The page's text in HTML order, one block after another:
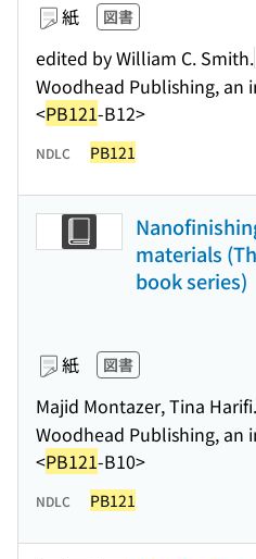
紙 図書
edited by William C. Smith.
Woodhead Publishing, an
<PB121-B12>
NDLC PB121
materials
book series)
紙 図書
Majid Montazer, Tina Harifi.
Woodhead Publishing, an
<PB121-B10>
NDLC PB121